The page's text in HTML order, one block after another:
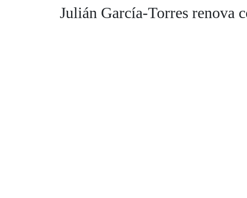
Julián García-Torres renova